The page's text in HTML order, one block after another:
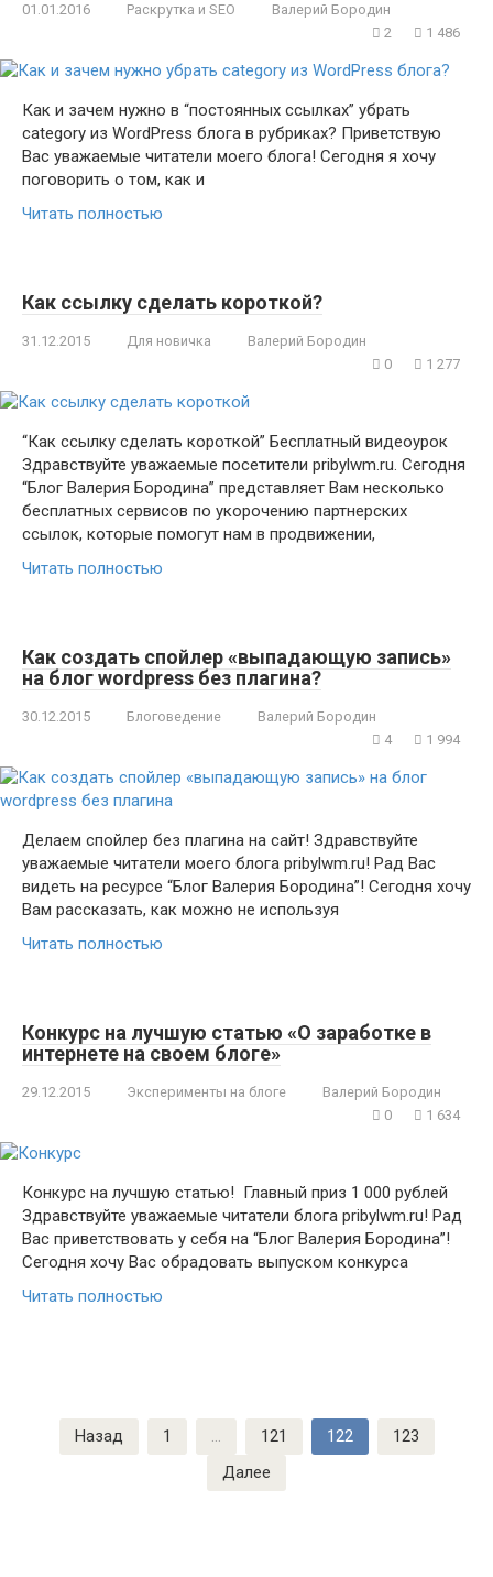
01.01.2016 Раскрутка и SEO
Валерий Бородин
2
1 486
Как и зачем нужно в “постоянных ссылках” убрать
category из WordPress блога в рубриках? Приветствую
Вас уважаемые читатели моего блога! Сегодня я хочу
поговорить о том, как и
Читать полностью
Как ссылку сделать короткой?
31.12.2015 Для новичка
Валерий Бородин
0
1 277
“Как ссылку сделать короткой” Бесплатный видеоурок
Здравствуйте уважаемые посетители pribylwm.ru. Сегодня
“Блог Валерия Бородина” представляет Вам несколько
бесплатных сервисов по укорочению партнерских
ссылок, которые помогут нам в продвижении,
Читать полностью
Как создать спойлер «выпадающую запись»
на блог wordpress без плагина?
30.12.2015 Блоговедение
Валерий Бородин
4
1 994
Делаем спойлер без плагина на сайт! Здравствуйте
уважаемые читатели моего блога pribylwm.ru! Рад Вас
видеть на ресурсе “Блог Валерия Бородина”! Сегодня хочу
Вам рассказать, как можно не используя
Читать полностью
Конкурс на лучшую статью «О заработке в
интернете на своем блоге»
29.12.2015 Эксперименты на блоге
Валерий Бородин
0
1 634
Конкурс на лучшую статью! Главный приз 1 000 рублей
Здравствуйте уважаемые читатели блога pribylwm.ru! Рад
Вас приветствовать у себя на “Блог Валерия Бородина”!
Сегодня хочу Вас обрадовать выпуском конкурса
Читать полностью
Навигация
Назад 1 … 121 122
123
Далее